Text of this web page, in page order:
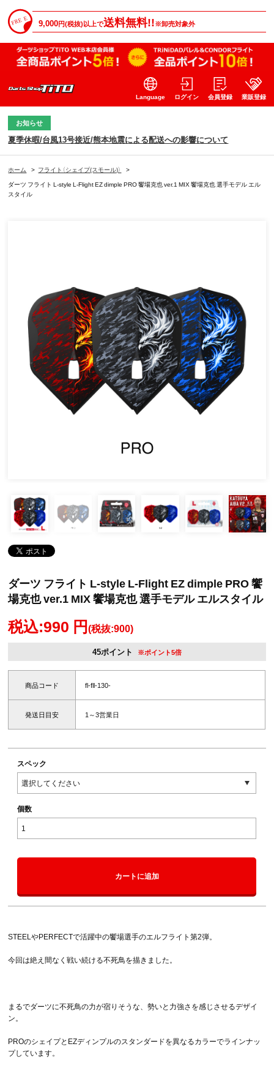
9,000円(税抜)以上で送料無料!!※卸売対象外
Language ログイン 会員登録 業販登録
お知らせ
夏季休暇/台風13号接近/熊本地震による配送への影響について
ホーム > フライト（シェイプ(スモール)）
>
ダーツ フライト L-style L-Flight EZ dimple PRO 饗場克也 ver.1 MIX 饗場克也 選手モデル エル
スタイル
ダーツ フライト L-style L-Flight EZ dimple PRO 饗
場克也 ver.1 MIX 饗場克也 選手モデル エルスタイル
税込:990 円(税抜:900)
45ポイント ※ポイント5倍
商品コード fl-fll-130-
発送日目安 1～3営業日
スペック
個数
カートに追加
STEELやPERFECTで活躍中の饗場選手のエルフライト第2弾。
今回は絶え間なく戦い続ける不死鳥を描きました。
まるでダーツに不死鳥の力が宿りそうな、勢いと力強さを感じさせるデザイ
ン。
PROのシェイプとEZディンプルのスタンダードを異なるカラーでラインナッ
プしています。